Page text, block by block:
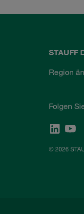
STAUFF
Region
Folgen
© 2026